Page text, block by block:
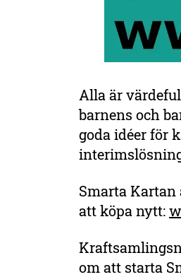
Alla är
barnens och
goda idéer för
Smarta
att köpa nytt:
om att starta